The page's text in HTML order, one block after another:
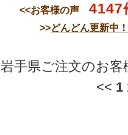
<<お客様の声 4147
>>どんどん更新中
岩手県ご注文のお
<< 1